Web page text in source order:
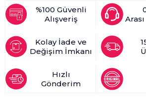
%100 Güvenli
Alışveriş
Kolay İade ve
Değişim İmkanı
Hızlı
Gönderim